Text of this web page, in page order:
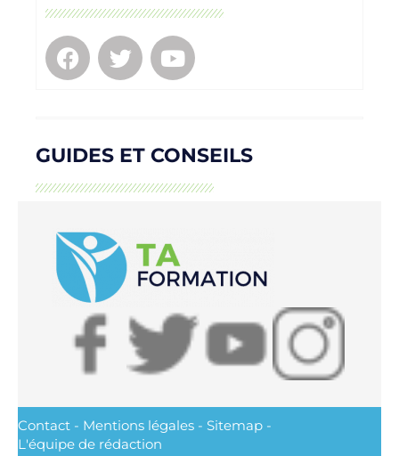
GUIDES ET CONSEILS
Contact - Mentions légales - Sitemap -
L'équipe de rédaction